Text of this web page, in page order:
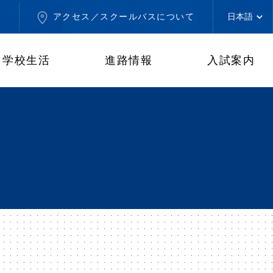
アクセス／スクールバスについて
学校生活 進路情報 入試案内